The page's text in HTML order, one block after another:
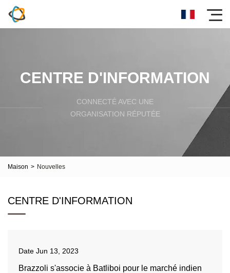
CENTRE D'INFORMATION
CONNECTÉ AVEC UNE
ORGANISATION RÉPUTÉE
Maison > Nouvelles
CENTRE D'INFORMATION
Date Jun 13, 2023
Brazzoli s'associe à Batliboi pour le marché indien